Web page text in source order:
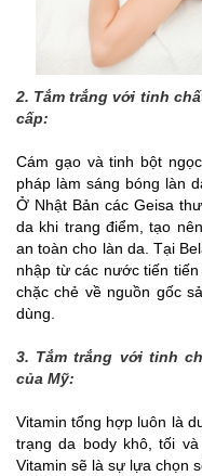
2. Tắm trắng với tinh
cấp:
Cám gạo và tinh bột
pháp làm sáng bóng làn
Ở Nhật Bản các Geisa
da khi trang điểm, tạo
an toàn cho làn da. Tại
nhập từ các nước tiến
chặc chẻ về nguồn gốc
dùng.
3. Tắm trắng với tinh
của Mỹ:
Vitamin tổng hợp luôn là
trạng da body khô, tối
Vitamin sẽ là sự lựa chọn